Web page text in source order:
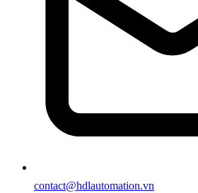
contact@hdlautomation.vn